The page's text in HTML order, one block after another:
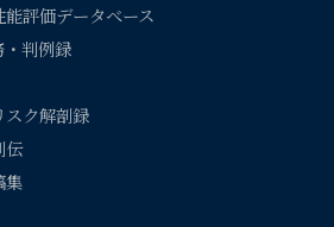
評価データベース
・判例録
スク解剖録
伝
集